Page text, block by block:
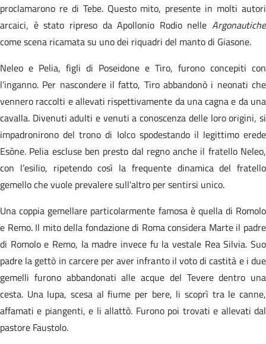
proclamarono re di Tebe. Questo mito, presente in molti autori
arcaici, è stato ripreso da Apollonio Rodio nelle Argonautiche
come scena ricamata su uno dei riquadri del manto di Giasone.
Neleo e Pelia, figli di Poseidone e Tiro, furono concepiti con
l’inganno. Per nascondere il fatto, Tiro abbandonò i neonati che
vennero raccolti e allevati rispettivamente da una cagna e da una
cavalla. Divenuti adulti e venuti a conoscenza delle loro origini, si
impadronirono del trono di Iolco spodestando il legittimo erede
Esòne. Pelia escluse ben presto dal regno anche il fratello Neleo,
con l’esilio, ripetendo così la frequente dinamica del fratello
gemello che vuole prevalere sull’altro per sentirsi unico.
Una coppia gemellare particolarmente famosa è quella di Romolo
e Remo. Il mito della fondazione di Roma considera Marte il padre
di Romolo e Remo, la madre invece fu la vestale Rea Silvia. Suo
padre la gettò in carcere per aver infranto il voto di castità e i due
gemelli furono abbandonati alle acque del Tevere dentro una
cesta. Una lupa, scesa al fiume per bere, li scoprì tra le canne,
affamati e piangenti, e li allattò. Furono poi trovati e allevati dal
pastore Faustolo.